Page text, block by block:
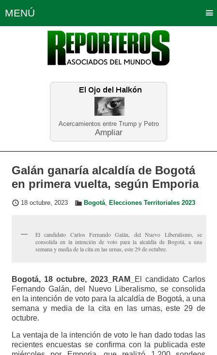
Acercamientos entre Trump y Petro
Ampliar
MENÚ
Política Opinión Bogotá
Planeta Tierra Deportes
Educación Neira
Galán ganaría alcaldía de Bogotá
en primera vuelta, según Emporia
18 octubre, 2023 Bogotá, Elecciones Territoriales 2023
El candidato Carlos Fernando Galán, del Nuevo Liberalismo, se
consolida en la intención de voto para la alcaldía de Bogotá, a una
semana y media de la cita en las urnas, este 29 de octubre.
Bogotá, 18 octubre, 2023_RAM_
El candidato Carlos
Fernando Galán, del Nuevo Liberalismo, se consolida
en la intención de voto para la alcaldía de Bogotá, a una
semana y media de la cita en las urnas, este 29 de
octubre.
La ventaja de la intención de voto le han dado todas las
recientes encuestas se confirma con la publicada este